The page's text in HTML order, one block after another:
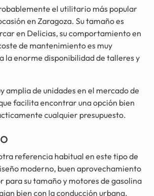
el utilitario más popular
en Zaragoza. Su tamaño es
en Delicias, su comportamiento en
de mantenimiento es muy
la enorme disponibilidad de talleres y
amplia de unidades en el mercado de
facilita encontrar una opción bien
cualquier presupuesto.
referencia habitual en este tipo de
moderno, buen aprovechamiento
para su tamaño y motores de gasolina
bien con la conducción urbana.